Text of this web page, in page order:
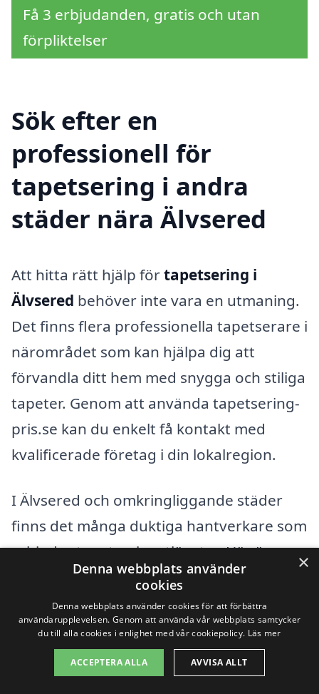
Få 3 erbjudanden, gratis och utan
förpliktelser
Sök efter en
professionell för
tapetsering i andra
städer nära Älvsered
Att hitta rätt hjälp förtapetsering i
Älvsered behöver inte vara en utmaning.
Det finns flera professionella tapetserare i
närområdet som kan hjälpa dig att
förvandla ditt hem med snygga och stiliga
tapeter. Genom att använda tapetsering-
pris.se kan du enkelt få kontakt med
kvalificerade företag i din lokalregion.
I Älvsered och omkringliggande städer
finns det många duktiga hantverkare som
erbjuder tapetseringstjänster. Här är
några av de närliggande städerna där du
kan hitta tapetserare:
Falkenberg
×
Denna webbplats använder
cookies
Denna webbplats använder cookies för att förbättra
användarupplevelsen. Genom att använda vår webbplats samtycker
du till alla cookies i enlighet med vår cookiepolicy. Läs mer
ACCEPTERA ALLA AVVISA ALLT